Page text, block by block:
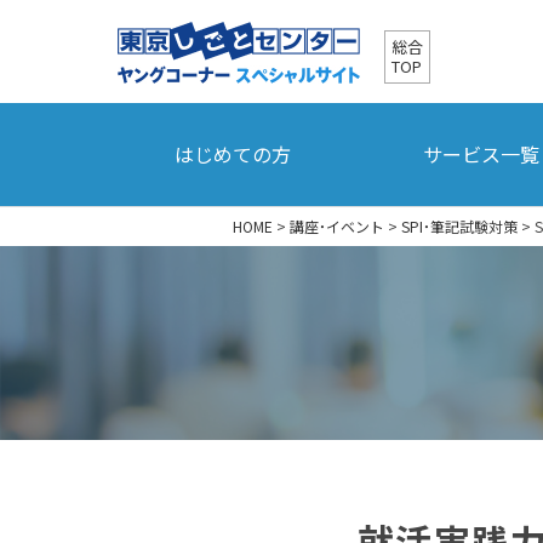
総合
TOP
はじめての方 サービス一覧
HOME > 講座・イベント > SPI・筆記試験対策 >